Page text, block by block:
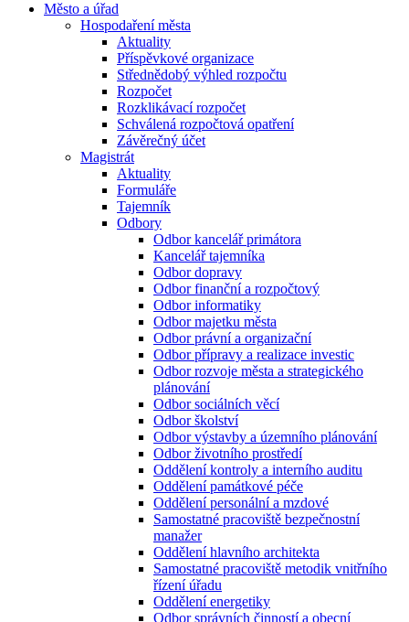
Město a úřad
Hospodaření města
Aktuality
Příspěvkové organizace
Střednědobý výhled rozpočtu
Rozpočet
Rozklikávací rozpočet
Schválená rozpočtová opatření
Závěrečný účet
Magistrát
Aktuality
Formuláře
Tajemník
Odbory
Odbor kancelář primátora
Kancelář tajemníka
Odbor dopravy
Odbor finanční a rozpočtový
Odbor informatiky
Odbor majetku města
Odbor právní a organizační
Odbor přípravy a realizace investic
Odbor rozvoje města a strategického
plánování
Odbor sociálních věcí
Odbor školství
Odbor výstavby a územního plánování
Odbor životního prostředí
Oddělení kontroly a interního auditu
Oddělení památkové péče
Oddělení personální a mzdové
Samostatné pracoviště bezpečnostní
manažer
Oddělení hlavního architekta
Samostatné pracoviště metodik vnitřního
řízení úřadu
Oddělení energetiky
Odbor správních činností a obecní